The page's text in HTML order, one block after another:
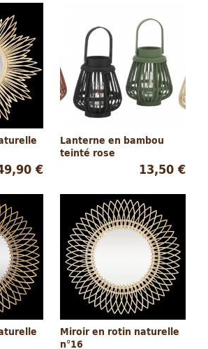
€
Lanterne en bambou
teinté rose
13,50 €
Miroir en rotin naturelle
n°16